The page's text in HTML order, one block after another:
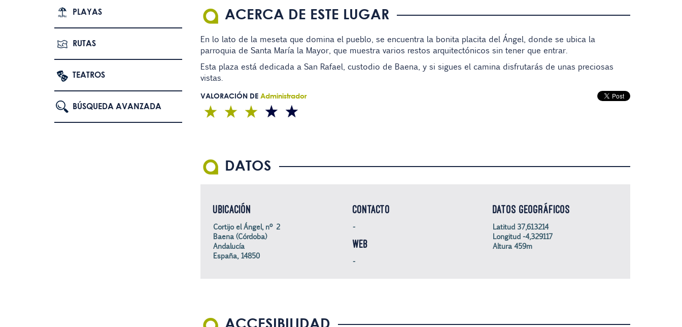
PLAYAS
RUTAS
TEATROS
BÚSQUEDA AVANZADA
ACERCA DE ESTE LUGAR
En lo lato de la meseta que domina el pueblo, se encuentra la bonita placita del Ángel, donde se ubica la
parroquia de Santa María la Mayor, que muestra varios restos arquitectónicos sin tener que entrar.
Esta plaza está dedicada a San Rafael, custodio de Baena, y si sigues el camina disfrutarás de unas preciosas
vistas.
VALORACIÓN DE Administrador
DATOS
UBICACIÓN
Cortijo el Ángel, nº 2
Baena (Córdoba)
Andalucía
España, 14850
CONTACTO
-
WEB
-
DATOS GEOGRÁFICOS
Latitud 37,613214
Longitud -4,329117
Altura 459m
ACCESIBILIDAD